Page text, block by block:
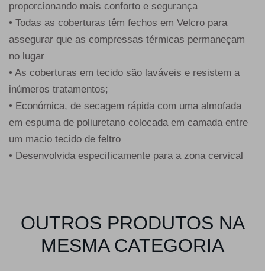
proporcionando mais conforto e segurança
• Todas as coberturas têm fechos em Velcro para
assegurar que as compressas térmicas permaneçam
no lugar
• As coberturas em tecido são laváveis e resistem a
inúmeros tratamentos;
• Económica, de secagem rápida com uma almofada
em espuma de poliuretano colocada em camada entre
um macio tecido de feltro
• Desenvolvida especificamente para a zona cervical
OUTROS PRODUTOS NA
MESMA CATEGORIA